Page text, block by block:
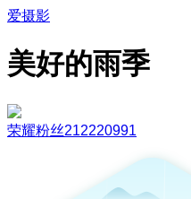
爱摄影
美好的雨季
荣耀粉丝212220991